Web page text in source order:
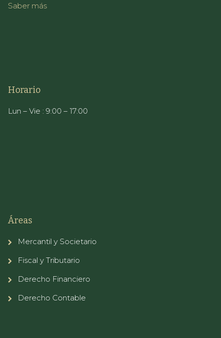
Saber más
Horario
Lun – Vie : 9:00 – 17:00
Áreas
Mercantil y Societario
Fiscal y Tributario
Derecho Financiero
Derecho Contable